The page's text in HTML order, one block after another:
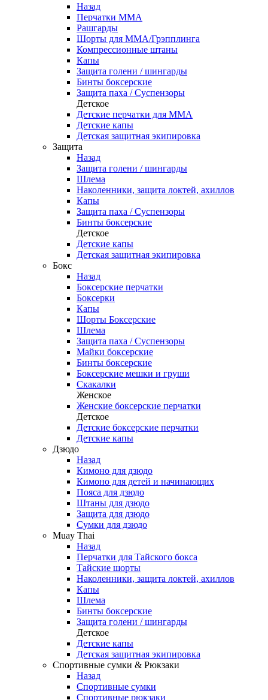
Назад
Перчатки ММА
Рашгарды
Шорты для ММА/Грэпплинга
Компрессионные штаны
Капы
Защита голени / шингарды
Бинты боксерские
Защита паха / Суспензоры
Детское
Детские перчатки для ММА
Детские капы
Детская защитная экипировка
Защита
Назад
Защита голени / шингарды
Шлема
Наколенники, защита локтей, ахиллов
Капы
Защита паха / Суспензоры
Бинты боксерские
Детское
Детские капы
Детская защитная экипировка
Бокс
Назад
Боксерские перчатки
Боксерки
Капы
Шорты Боксерские
Шлема
Защита паха / Суспензоры
Майки боксерские
Бинты боксерские
Боксерские мешки и груши
Скакалки
Женское
Женские боксерские перчатки
Детское
Детские боксерские перчатки
Детские капы
Дзюдо
Назад
Кимоно для дзюдо
Кимоно для детей и начинающих
Пояса для дзюдо
Штаны для дзюдо
Защита для дзюдо
Сумки для дзюдо
Muay Thai
Назад
Перчатки для Тайского бокса
Тайские шорты
Наколенники, защита локтей, ахиллов
Капы
Шлема
Бинты боксерские
Защита голени / шингарды
Детское
Детские капы
Детская защитная экипировка
Спортивные сумки & Рюкзаки
Назад
Спортивные сумки
Спортивные рюкзаки